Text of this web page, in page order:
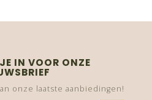
IN VOOR ONZE
onze laatste aanbiedingen!